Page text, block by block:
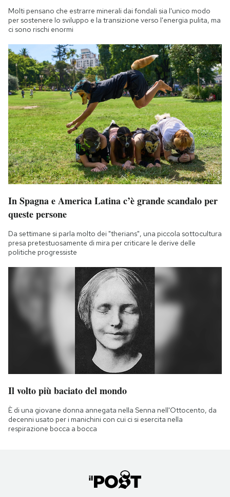
Molti pensano che estrarre minerali dai fondali sia l'unico modo
per sostenere lo sviluppo e la transizione verso l'energia pulita, ma
ci sono rischi enormi
In Spagna e America Latina c’è grande scandalo per
queste persone
Da settimane si parla molto dei "therians", una piccola sottocultura
presa pretestuosamente di mira per criticare le derive delle
politiche progressiste
Il volto più baciato del mondo
È di una giovane donna annegata nella Senna nell'Ottocento, da
decenni usato per i manichini con cui ci si esercita nella
respirazione bocca a bocca